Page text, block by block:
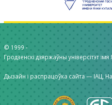
© 1999 -
Гродзенскі дзяржаўны універсітэт імя
Дызайн і распрацоўка сайта — ІАЦ,